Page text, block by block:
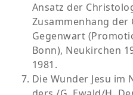
der Evangelischen
Mitglied der
Judentum” der
Deutschland
Arbeitsgemeinschaft
Deutschen
(1991-2000)
Mitglied der „Christlich-
Wuppertal (seit 1980)
Mitglied der Hans-
Sitz in Beienrode (seit
Ansatz der
Zusammenhang
Gegenwart
Bonn), Neukirchen
1981.
Die Wunder Jesu im